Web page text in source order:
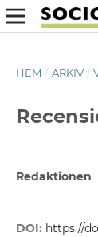
HEM / ARKIV /
Redaktionen
DOI: https://